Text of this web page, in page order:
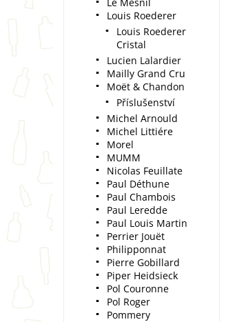
Louis Roederer
Louis Roederer
Cristal
Lucien Lalardier
Mailly Grand Cru
Moët & Chandon
Příslušenství
Michel Arnould
Michel Littiére
Morel
MUMM
Nicolas Feuillate
Paul Déthune
Paul Chambois
Paul Leredde
Paul Louis Martin
Perrier Jouët
Philipponnat
Pierre Gobillard
Piper Heidsieck
Pol Couronne
Pol Roger
Pommery